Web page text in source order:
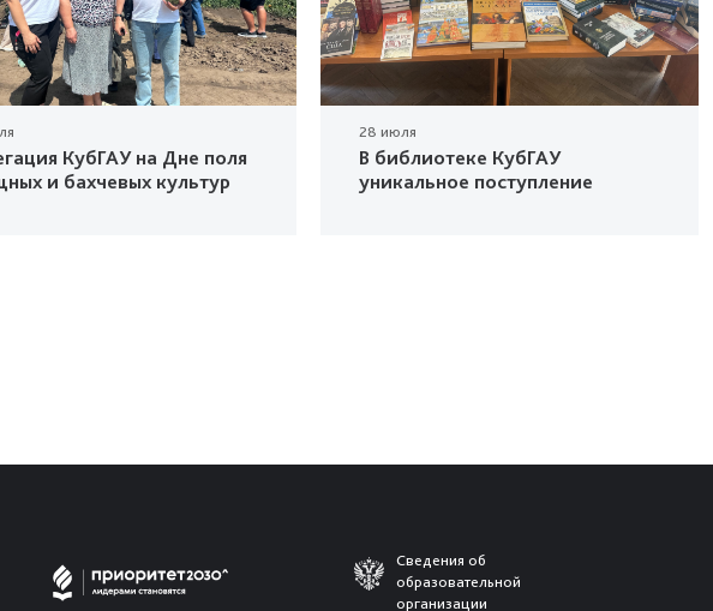
КубГАУ на Дне поля
и бахчевых культур
28 июля
В библиотеке КубГАУ
уникальное поступление
Сведения об
образовательной
организации